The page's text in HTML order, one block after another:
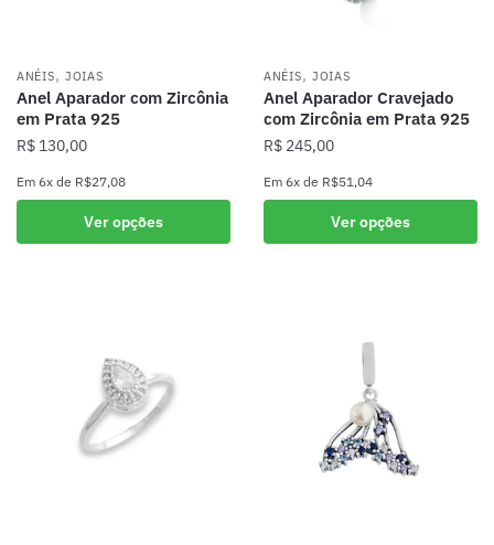
ANÉIS, JOIAS
Anel Aparador com Zircônia
em Prata 925
R$ 130,00
Em 6x de R$27,08
Ver opções
produto
escolhidas
ANÉIS, JOIAS
Anel Aparador Cravejado
com Zircônia em Prata 925
R$ 245,00
Em 6x de R$51,04
Ver opções
produto
escolhidas